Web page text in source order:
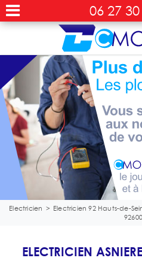
06 27
Electricien > Electricien 92 Hauts-de-
92600
ELECTRICIEN